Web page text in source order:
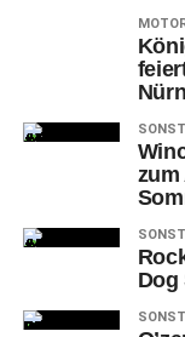
zum
Dog